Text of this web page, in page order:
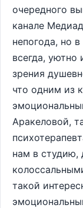
очередного
канале
непогода, но
всегда,
зрения
что одним из
Аракеловой,
нам в студию,
такой